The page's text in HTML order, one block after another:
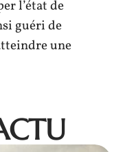
l’état de
guéri de
une